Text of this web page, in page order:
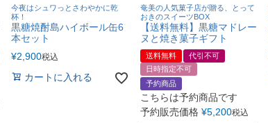
今夜はシュワっとさわやかに乾
杯！
黒糖焼酎島ハイボール缶6
本セット
¥2,900税込
カートに入れる
奄美の人気菓子店が贈る、とって
おきのスイーツBOX
【送料無料】黒糖マドレー
ヌと焼き菓子ギフト
送料無料
代引不可
日時指定不可
予約商品
こちらは予約商品です
予約販売価格 ¥5,200税込